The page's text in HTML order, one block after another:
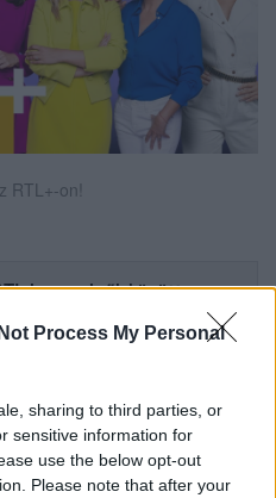
Process My Personal
sharing to third parties, or
sensitive information for
use the below opt-out
Please note that after your
RTL+-on!
az elsők között